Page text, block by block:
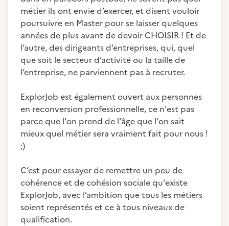
métier ils ont envie d’exercer, et disent vouloir
poursuivre en Master pour se laisser quelques
années de plus avant de devoir CHOISIR ! Et de
l’autre, des dirigeants d’entreprises, qui, quel
que soit le secteur d’activité ou la taille de
l’entreprise, ne parviennent pas à recruter.
ExplorJob est également ouvert aux personnes
en reconversion professionnelle, ce n'est pas
parce que l'on prend de l'âge que l'on sait
mieux quel métier sera vraiment fait pour nous !
;)
C’est pour essayer de remettre un peu de
cohérence et de cohésion sociale qu'existe
ExplorJob, avec l’ambition que tous les métiers
soient représentés et ce à tous niveaux de
qualification.